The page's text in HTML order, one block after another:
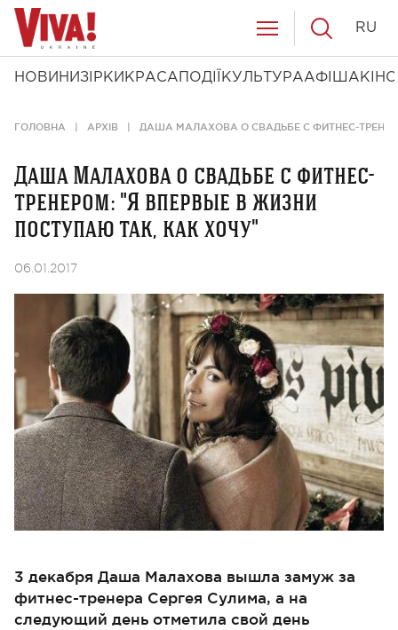
НОВИНИ ЗІРКИ КРАСА ПОДІЇ КУЛЬТУРААФІША КІНО
RU
ГОЛОВНА АРХІВ ДАША МАЛАХОВА О СВАДЬБЕ С ФИТНЕС-
Даша Малахова о свадьбе с фитнес-
тренером: "Я впервые в жизни
поступаю так, как хочу"
06.01.2017
3 декабря Даша Малахова вышла замуж за
фитнес-тренера Сергея Сулима, а на
следующий день отметила свой день